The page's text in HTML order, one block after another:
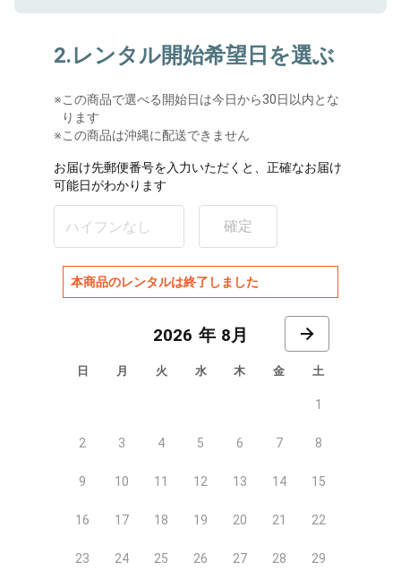
2.レンタル開始希望日を選ぶ
※この商品で選べる開始日は今日から30日以内とな
ります
※この商品は沖縄に配送できません
お届け先郵便番号を入力いただくと、正確なお届け
可能日がわかります
確定
本商品のレンタルは終了しました
8月
日 月 火 水 木 金 土
1
2 3 4 5 6 7 8
9 10 11 12 13 14 15
16 17 18 19 20 21 22
23 24 25 26 27 28 29